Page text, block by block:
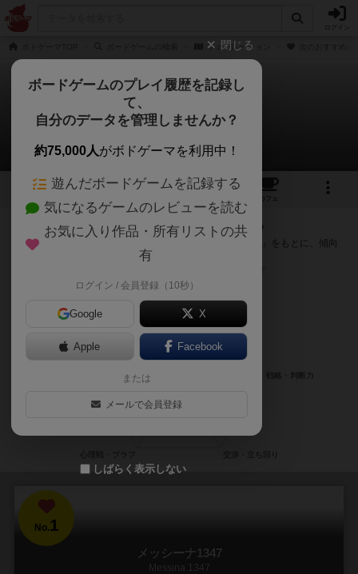
フェデレーション
フェデレーション
次のおすすめボードゲーム
1 2
カフェ
『フェデレーション』が好きな方へのおすすめ
このゲームのトップページで投票された「プレイ感の評価」をもとに、傾向
が近いボードゲームをランキング形式で紹介します。
No.1
メッシーナ1347
Messina 1347
閉じる
ボードゲームのプレイ履歴を記録し
て、
自分のデータを管理しませんか？
約75,000人がボドゲーマを利用中！
遊んだボードゲームを記録する
気になるゲームのレビューを読む
お気に入り作品・所有リストの共
有
ログイン / 会員登録（10秒）
Google X
Apple Facebook
または
メールで会員登録
しばらく表示しない